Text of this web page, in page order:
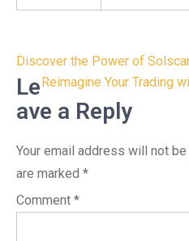
Post
navigation
Discover the Power of
Reimagine Your Trading
Le
ave a Reply
Your email address will not
are marked *
Comment *